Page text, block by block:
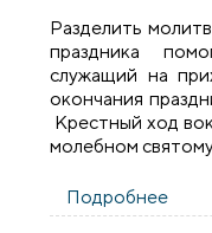
Разделить
праздника
служащий на
окончания
Крестный ход
молебном
Подробнее